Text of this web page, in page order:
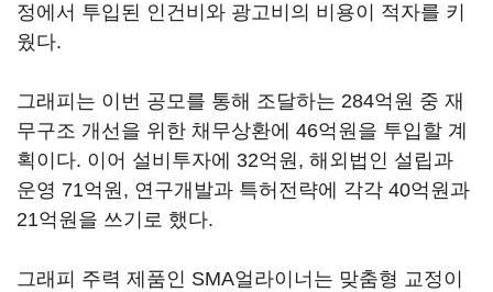
정에서 투입된 인건비와 광고비의 비용이 적자를 키
웠다.
그래피는 이번 공모를 통해 조달하는 284억원 중 재
무구조 개선을 위한 채무상환에 46억원을 투입할 계
획이다. 이어 설비투자에 32억원, 해외법인 설립과
운영 71억원, 연구개발과 특허전략에 각각 40억원과
21억원을 쓰기로 했다.
그래피 주력 제품인 SMA얼라이너는 맞춤형 교정이